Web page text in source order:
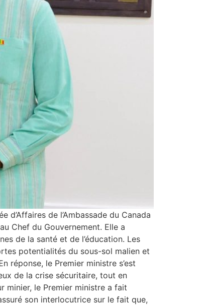
de l’Ambassade du Canada
Chef du Gouvernement. Elle a
de la santé et de l’éducation. Les
potentialités du sous-sol malien et
réponse, le Premier ministre s’est
de la crise sécuritaire, tout en
minier, le Premier ministre a fait
son interlocutrice sur le fait que,